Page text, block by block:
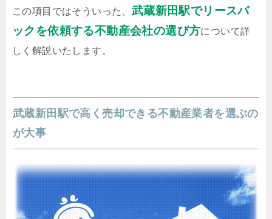
この項目ではそういった、 武蔵新田駅でリースバ
ックを依頼する不動産会社の選び方について詳
しく解説いたします。
武蔵新田駅で高く売却できる不動産業者を選ぶの
が大事